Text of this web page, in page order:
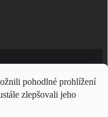
pohodlné prohlížení
zlepšovali jeho